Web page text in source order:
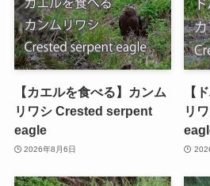
【カエルを食べる】カンム
リワシ Crested serpent
eagle
2026年8月6日
【
リ